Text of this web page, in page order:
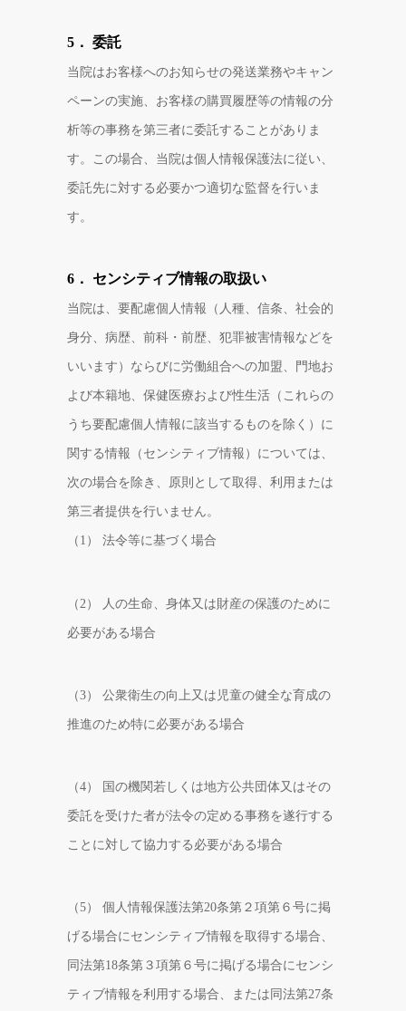
5． 委託
当院はお客様へのお知らせの発送業務やキャン
ペーンの実施、お客様の購買履歴等の情報の分
析等の事務を第三者に委託することがありま
す。この場合、当院は個人情報保護法に従い、
委託先に対する必要かつ適切な監督を行いま
す。
6． センシティブ情報の取扱い
当院は、要配慮個人情報（人種、信条、社会的
身分、病歴、前科・前歴、犯罪被害情報などを
いいます）ならびに労働組合への加盟、門地お
よび本籍地、保健医療および性生活（これらの
うち要配慮個人情報に該当するものを除く）に
関する情報（センシティブ情報）については、
次の場合を除き、原則として取得、利用または
第三者提供を行いません。
（1） 法令等に基づく場合
（2） 人の生命、身体又は財産の保護のために
必要がある場合
（3） 公衆衛生の向上又は児童の健全な育成の
推進のため特に必要がある場合
（4） 国の機関若しくは地方公共団体又はその
委託を受けた者が法令の定める事務を遂行する
ことに対して協力する必要がある場合
（5） 個人情報保護法第20条第２項第６号に掲
げる場合にセンシティブ情報を取得する場合、
同法第18条第３項第６号に掲げる場合にセンシ
ティブ情報を利用する場合、または同法第27条